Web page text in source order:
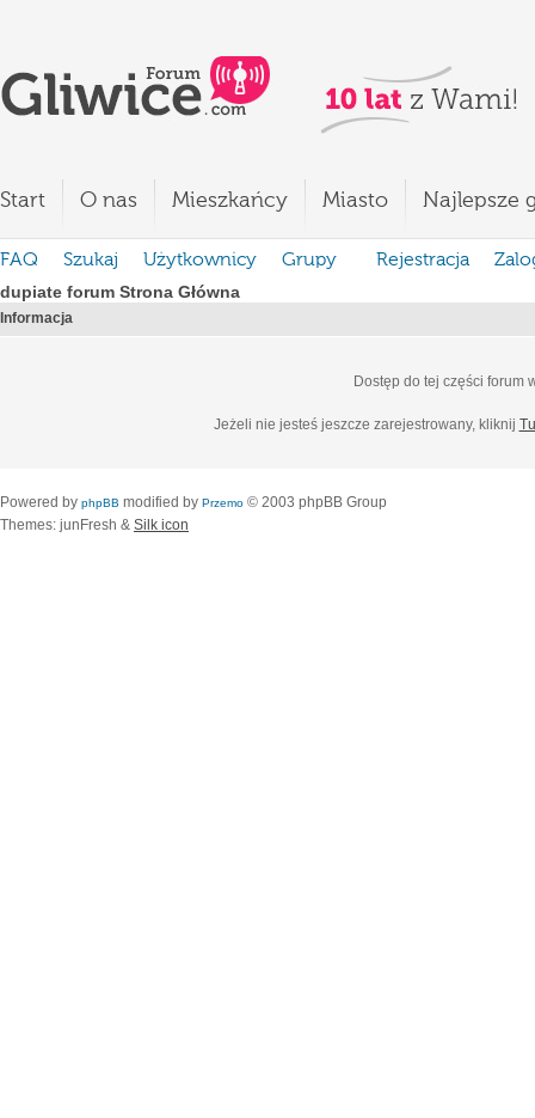
Start O nas Mieszkańcy Miasto Najlepsze
FAQ Szukaj Użytkownicy Grupy Rejestracja
dupiate forum Strona Główna
Informacja
Dostęp do tej części forum
Jeżeli nie jesteś jeszcze zarejestrowany, kliknij
Powered by phpBB modified by Przemo © 2003 phpBB Group
Themes: junFresh & Silk icon